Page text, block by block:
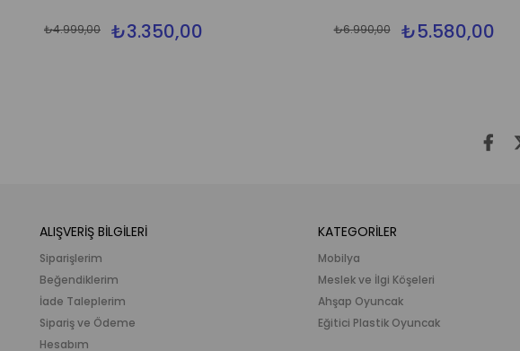
₺3.350,00
₺4.999,00 ₺5.580,00
₺6.990,00
ALIŞVERİŞ BİLGİLERİ
Siparişlerim
Beğendiklerim
İade Taleplerim
Sipariş ve Ödeme
Hesabım
KATEGORİLER
Mobilya
Meslek ve İlgi Köşeleri
Ahşap Oyuncak
Eğitici Plastik Oyuncak